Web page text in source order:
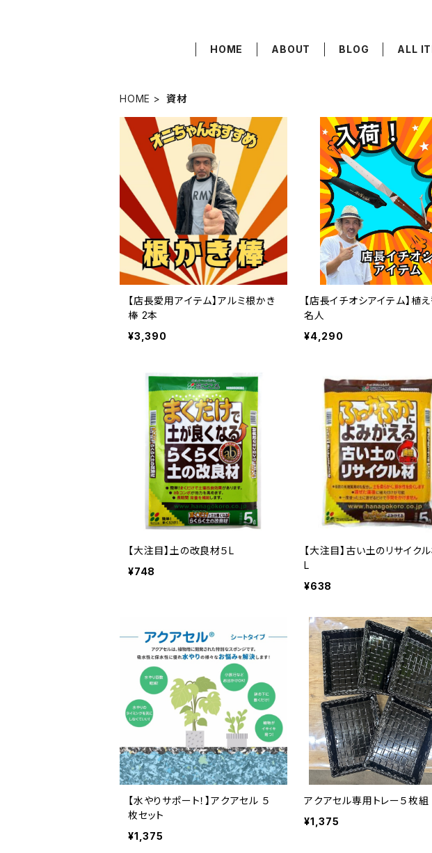
HOME ABOUT BLOG ALL
HOME 資材
【店長愛用アイテム】アルミ根かき
棒 2本
¥3,390
【店長イチオシアイテム】植
名人
¥4,290
【大注目】土の改良材５L
¥748
【大注目】古い土のリサイク
L
¥638
【水やりサポート！】アクアセル ５
枚セット
¥1,375
アクアセル専用トレー５枚組
¥1,375